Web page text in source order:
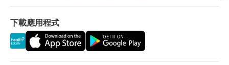
品性能及功效，令其結構更有秩序，孔徑變得更細
小，從而大大提升濾芯的抗菌功能
送貨地區：
送貨服務僅限於香港地區 (不包括離島、邊境禁
區、沒有升降機設備之收貨地點)。
下載應用程式